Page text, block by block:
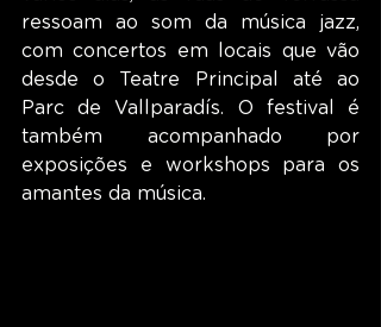
ressoam ao som da música jazz,
com concertos em locais que vão
desde o Teatre Principal até ao
Parc de Vallparadís. O festival é
também acompanhado por
exposições e workshops para os
amantes da música.